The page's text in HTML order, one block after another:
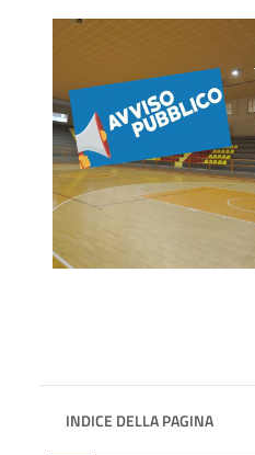
INDICE DELLA PAGINA